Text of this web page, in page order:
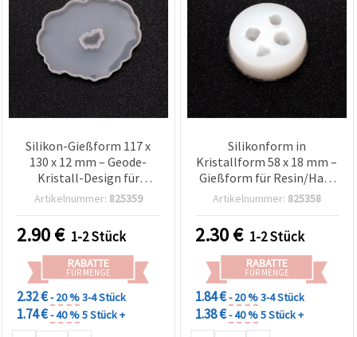
Silikon-Gießform 117 x
130 x 12 mm – Geode-
Kristall-Design für
Epoxidharz/UV-Harz,
Artikelnummer: 825359
2.90€ 1-2 Stück
RABATTE
FÜR MENGE
2.32 €- 20 %3-4 Stück
1.74 €- 40 %5 Stück +
Silikonform in
Kristallform 58 x 18 mm –
Gießform für Resin/Harz
in Edelsteinform, für DIY-
Anhänger & Charms aus
Epoxid-/UV-Harz
Artikelnummer: 825358
2.30€ 1-2 Stück
RABATTE
FÜR MENGE
1.84 €- 20 %3-4 Stück
1.38 €- 40 %5 Stück +